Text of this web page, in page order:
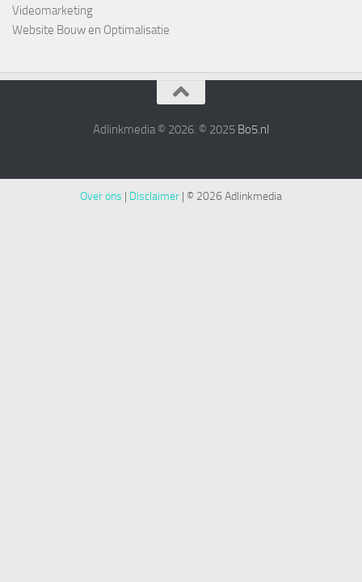
Videomarketing
Website Bouw en Optimalisatie
Adlinkmedia © 2026. © 2025 Bo5.nl
Over ons | Disclaimer | © 2026 Adlinkmedia